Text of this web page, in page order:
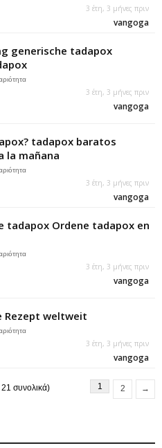
3 έτη, 3 μήνες πριν
vangoga
generische tadapox
3 έτη, 3 μήνες πριν
vangoga
tadapox baratos
la mañana
3 έτη, 3 μήνες πριν
vangoga
tadapox Ordene tadapox en
3 έτη, 3 μήνες πριν
vangoga
Rezept weltweit
3 έτη, 3 μήνες πριν
vangoga
συνολικά) 1 2 →